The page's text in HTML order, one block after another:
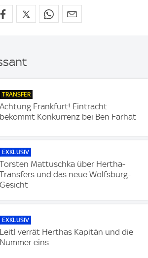
TRANSFER
Achtung Frankfurt! Eintracht
bekommt Konkurrenz bei Ben Farhat
EXKLUSIV
Torsten Mattuschka über Hertha-
Transfers und das neue Wolfsburg-
Gesicht
EXKLUSIV
Leitl verrät Herthas Kapitän und die
Nummer eins